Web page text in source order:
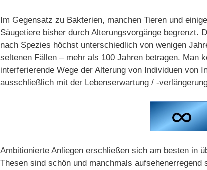
Im Gegensatz zu Bakterien, manchen Tieren und
Säugetiere bisher durch Alterungsvorgänge begrenzt.
nach Spezies höchst unterschiedlich von wenigen
seltenen Fällen – mehr als 100 Jahren betragen. Man
interferierende Wege der Alterung von Individuen von
ausschließlich mit der Lebenserwartung / -
Ambitionierte Anliegen erschließen sich am besten in
Thesen sind schön und manchmals